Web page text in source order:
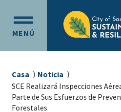
contenido
principal
navegación
MENÚ
OPEN
MENU
Sobrescribir
enlaces
de
Casa
Noticia
SCE Realizará Inspecciones
Parte de Sus Esfuerzos de
Forestales